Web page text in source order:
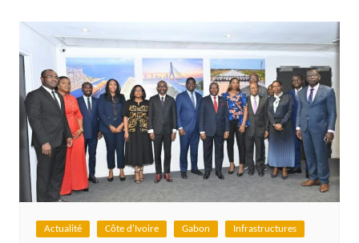
l’article
Actualité Côte d'Ivoire Gabon Infrastructures